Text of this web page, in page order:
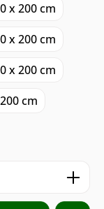
x 200 cm
x 200 cm
x 200 cm
cm